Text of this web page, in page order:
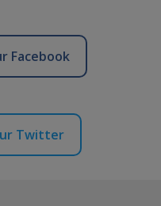
Facebook
Twitter